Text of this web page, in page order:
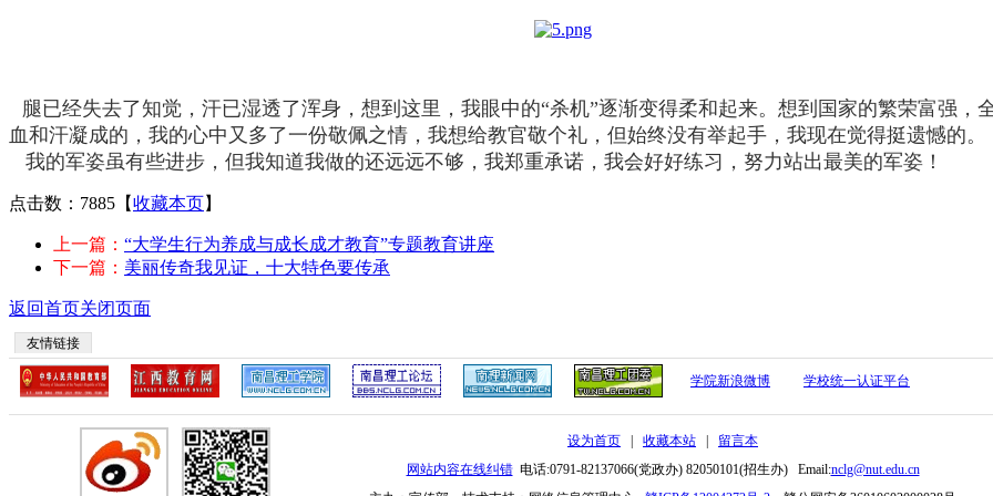
腿已经失去了知觉，汗已湿透了浑身，想到这里，我眼中的“杀机”逐渐变得柔和起来。想到国家的繁荣富强，
血和汗凝成的，我的心中又多了一份敬佩之情，我想给教官敬个礼，但始终没有举起手，我现在觉得挺遗憾的。
我的军姿虽有些进步，但我知道我做的还远远不够，我郑重承诺，我会好好练习，努力站出最美的军姿！
点击数：7885 【收藏本页】
上一篇： “大学生行为养成与成长成才教育”专题教育讲座
下一篇： 美丽传奇我见证，十大特色要传承
返回首页关闭页面
友情链接
学院新浪微博 学校统一认证平台
设为首页 收藏本站
留言本
网站内容在线纠错电话:0791-82137066(党政办) 82050101(招生办) Email:nclg@nut.edu.cn